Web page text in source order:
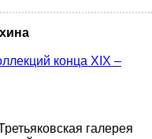
конца XIX –
галерея